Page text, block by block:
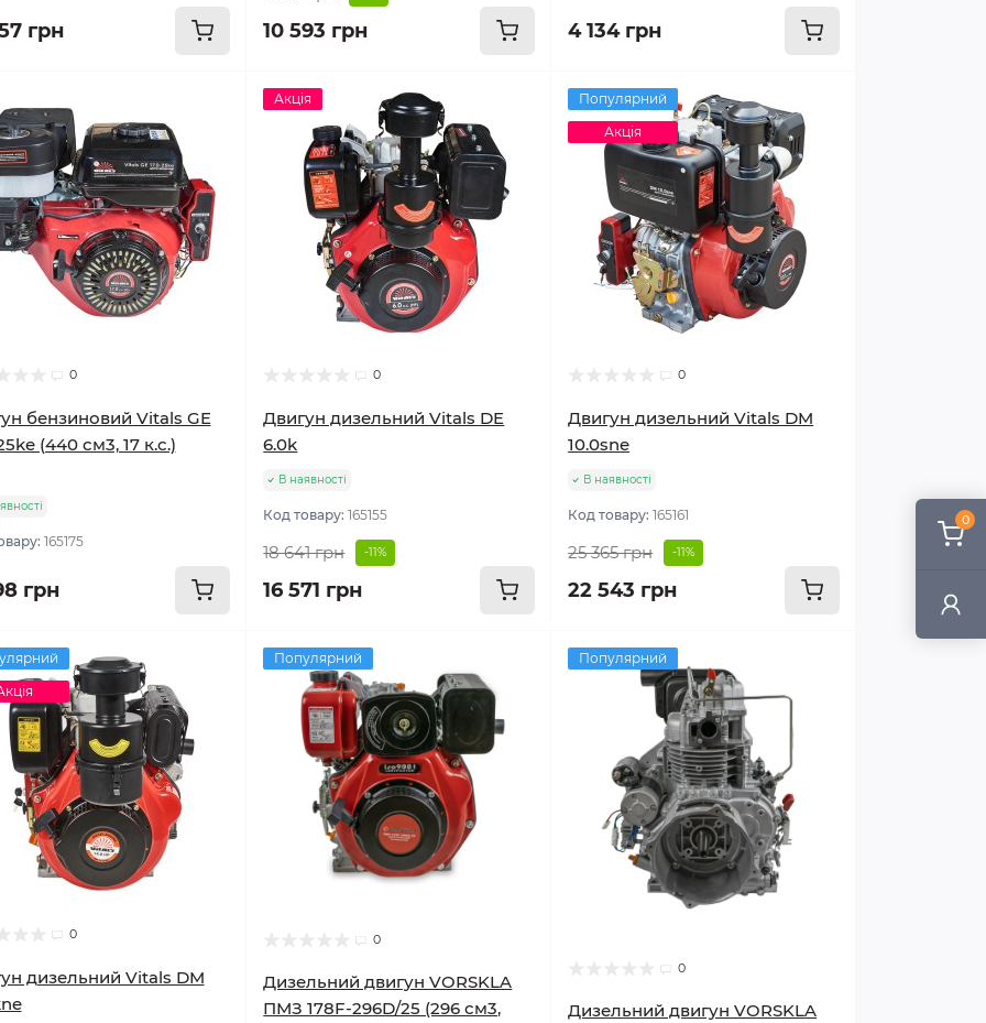
0
грн 10 593 грн 4 134 грн
0
бензиновий Vitals GE
(440 см3, 17 к.с.)
165175
грн
Акція
0
Двигун дизельний Vitals DE
6.0k
В наявності
Код товару:165155
18 641 грн -11%
16 571 грн
Популярний
Акція
0
Двигун дизельний Vitals DM
10.0sne
В наявності
Код товару:165161
25 365 грн -11%
22 543 грн
0
дизельний Vitals DM
Популярний
0
Дизельний двигун VORSKLA
ПМЗ 178F-296D/25 (296 см3,
Популярний
0
Дизельний двигун VORSKLA